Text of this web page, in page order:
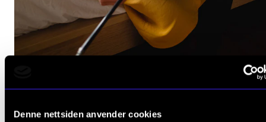
Denne nettsiden anvender cookies
Samarbeidsprosjekter
Sparsommelig musikerliv